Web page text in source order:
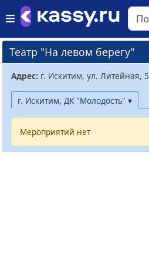
Театр "На левом берегу"
Адрес: г. Искитим, ул. Литейная, 5
г. Искитим, ДК "Молодость" ▾
Мероприятий нет